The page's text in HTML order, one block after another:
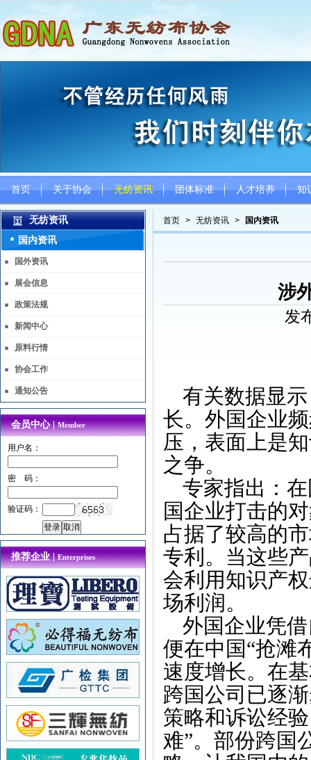
首页 关于协会 无纺资讯 团体标准 人才培养 知
首页 > 无纺资讯 > 国内资讯
涉
发
有关数据显
长。外国企业
压，表面上是
之争。
专家指出：
国企业打击的
占据了较高的
专利。当这些
会利用知识产
场利润。
外国企业凭
便在中国“抢滩
速度增长。在
跨国公司已逐
策略和诉讼经
难”。部份跨国
无纺资讯
国内资讯
国外资讯
展会信息
政策法规
新闻中心
原料行情
协会工作
通知公告
会员中心 |Member
用户名：
密 码：
验证码：
推荐企业 |Enterprises